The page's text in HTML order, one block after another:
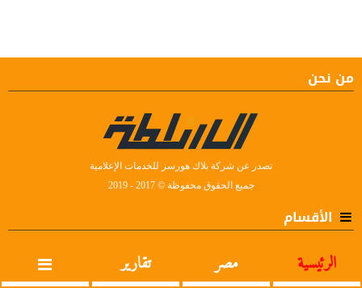
من نحن
تصدر عن شركة بلاك هورسز للخدمات الإعلامية
جميع الحقوق محفوظة © 2017 - 2019
الأقسام
الرئيسية مصر تقارير